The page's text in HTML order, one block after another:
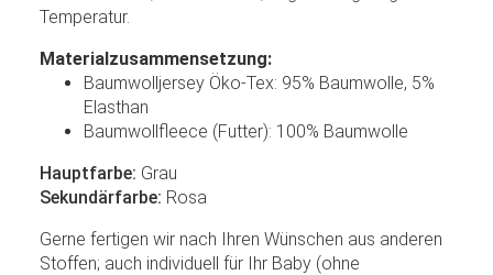
Temperatur.
Materialzusammensetzung:
Baumwolljersey Öko-Tex: 95% Baumwolle, 5%
Elasthan
Baumwollfleece (Futter): 100% Baumwolle
Hauptfarbe: Grau
Sekundärfarbe: Rosa
Gerne fertigen wir nach Ihren Wünschen aus anderen
Stoffen; auch individuell für Ihr Baby (ohne